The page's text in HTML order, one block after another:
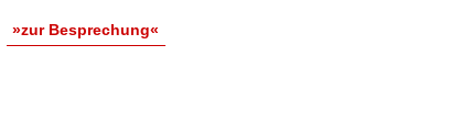
»zur Besprechung«